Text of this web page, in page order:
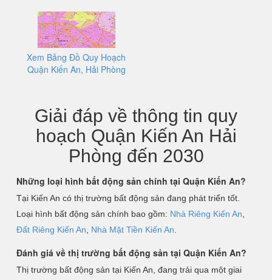
Xem Bảng Đồ Quy Hoạch
Quận Kiến An, Hải Phòng
Giải đáp về thông tin quy
hoạch Quận Kiến An Hải
Phòng đến 2030
Những loại hình bất động sản chính tại Quận Kiến An?
Tại Kiến An có thị trường bất động sản đang phát triển tốt.
Loại hình bất động sản chính bao gồm: Nhà Riêng Kiến An
Đất Riêng Kiến An
Nhà Mặt Tiền Kiến An
Đánh giá về thị trường bất động sản tại Quận Kiến An?
Thị trường bất động sản tại Kiến An, đang trải qua một giai